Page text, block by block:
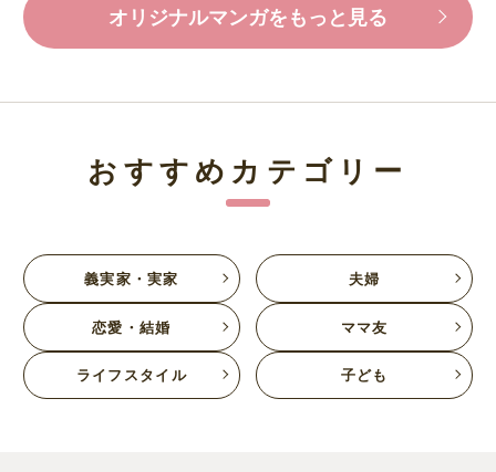
オリジナルマンガをもっと見る
おすすめカテゴリー
義実家・実家 夫婦
恋愛・結婚 ママ友
ライフスタイル 子ども